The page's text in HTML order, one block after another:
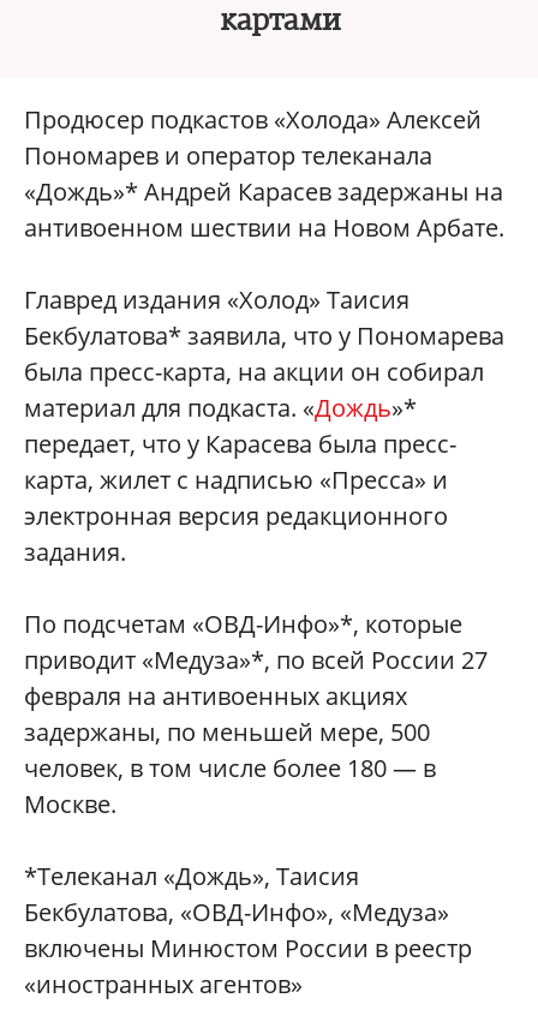
картами
Продюсер подкастов «Холода» Алексей
Пономарев и оператор телеканала
«Дождь»* Андрей Карасев задержаны на
антивоенном шествии на Новом Арбате.
Главред издания «Холод» Таисия
Бекбулатова* заявила, что у Пономарева
была пресс-карта, на акции он собирал
материал для подкаста. «Дождь»*
передает, что у Карасева была пресс-
карта, жилет с надписью «Пресса» и
электронная версия редакционного
задания.
По подсчетам «ОВД-Инфо»*, которые
приводит «Медуза»*, по всей России 27
февраля на антивоенных акциях
задержаны, по меньшей мере, 500
человек, в том числе более 180 — в
Москве.
*Телеканал «Дождь», Таисия
Бекбулатова, «ОВД-Инфо», «Медуза»
включены Минюстом России в реестр
«иностранных агентов»